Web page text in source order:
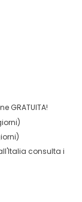
GRATUITA!
consulta i